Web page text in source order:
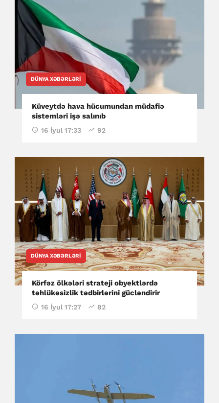
DÜNYA XƏBƏRLƏRI
Küveytdə hava hücumundan müdafiə
sistemləri işə salınıb
16 İyul 17:33 92
DÜNYA XƏBƏRLƏRI
Körfəz ölkələri strateji obyektlərdə
təhlükəsizlik tədbirlərini gücləndirir
16 İyul 17:27 82